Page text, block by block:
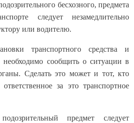
бесхозного, предмета
следует незамедлительно
или водителю.
транспортного средства и
необходимо сообщить о ситуации в
Сделать это может и тот, кто
за это транспортное
предмет следует